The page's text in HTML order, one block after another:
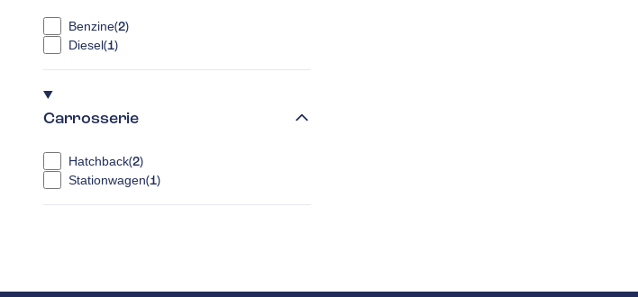
Benzine(2)
Diesel(1)
Carrosserie
Hatchback(2)
Stationwagen(1)